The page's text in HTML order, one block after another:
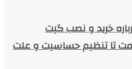
خرید و نصب گیت
تا تنظیم حساسیت و علت